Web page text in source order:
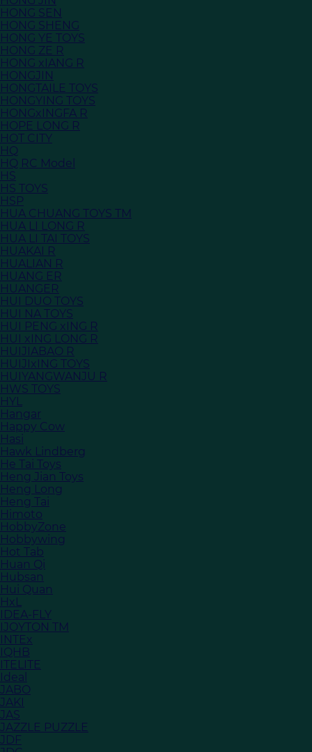
HONG SEN
HONG SHENG
HONG YE TOYS
HONG ZE R
HONG xIANG R
HONGJIN
HONGTAILE TOYS
HONGYING TOYS
HONGxINGFA R
HOPE LONG R
HOT CITY
HQ
HQ RC Model
HS
HS TOYS
HSP
HUA CHUANG TOYS TM
HUA LI LONG R
HUA LI TAI TOYS
HUAKAI R
HUALIAN R
HUANG ER
HUANGER
HUI DUO TOYS
HUI NA TOYS
HUI PENG xING R
HUI xING LONG R
HUIJIABAO R
HUIJIxING TOYS
HUIYANGWANJU R
HWS TOYS
HYL
Hangar
Happy Cow
Hasi
Hawk Lindberg
He Tai Toys
Heng Jian Toys
Heng Long
Heng Tai
Himoto
HobbyZone
Hobbywing
Hot Tab
Huan Qi
Hubsan
Hui Quan
HxL
IDEA-FLY
IJOYTON TM
INTEx
IQHB
ITELITE
Ideal
JABO
JAKI
JAS
JAZZLE PUZZLE
JDF